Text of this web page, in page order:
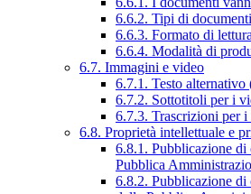
6.6.2. Tipi di documenti
6.6.3. Formato di
6.6.4. Modalità di
6.7. Immagini e video
6.7.1. Testo
6.7.2. Sottotitoli per i
6.7.3. Trascrizioni per i
6.8. Proprietà intellettuale e
6.8.1. Pubblicazione
Pubblica
6.8.2. Pubblicazione